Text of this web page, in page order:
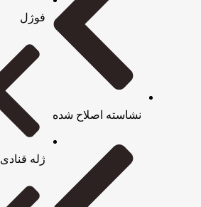
نشاسته اصلاح شده
فوژل
ژله قنادی